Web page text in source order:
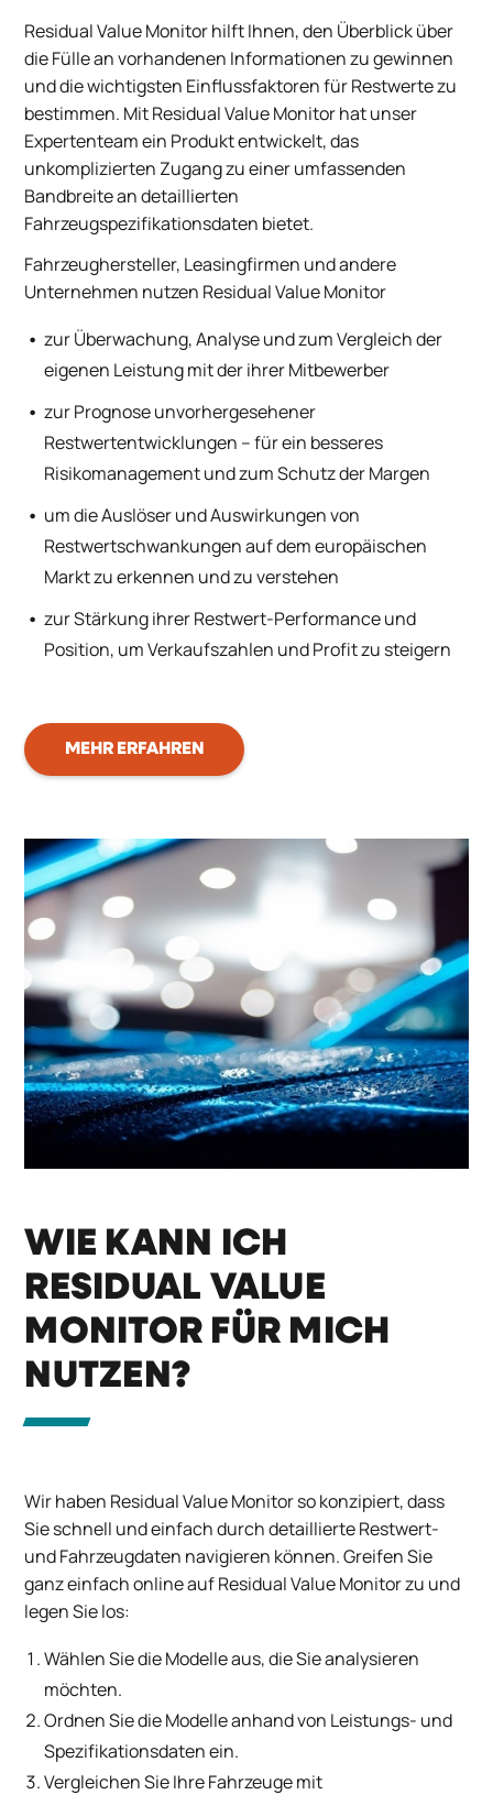
Residual Value Monitor hilft Ihnen, den Überblick über
die Fülle an vorhandenen Informationen zu gewinnen
und die wichtigsten Einflussfaktoren für Restwerte zu
bestimmen. Mit Residual Value Monitor hat unser
Expertenteam ein Produkt entwickelt, das
unkomplizierten Zugang zu einer umfassenden
Bandbreite an detaillierten
Fahrzeugspezifikationsdaten bietet.
Fahrzeughersteller, Leasingfirmen und andere
Unternehmen nutzen Residual Value Monitor
zur Überwachung, Analyse und zum Vergleich der
eigenen Leistung mit der ihrer Mitbewerber
zur Prognose unvorhergesehener
Restwertentwicklungen – für ein besseres
Risikomanagement und zum Schutz der Margen
um die Auslöser und Auswirkungen von
Restwertschwankungen auf dem europäischen
Markt zu erkennen und zu verstehen
zur Stärkung ihrer Restwert-Performance und
Position, um Verkaufszahlen und Profit zu steigern
MEHR ERFAHREN
WIE KANN ICH
RESIDUAL VALUE
MONITOR FÜR MICH
NUTZEN?
Wir haben Residual Value Monitor so konzipiert, dass
Sie schnell und einfach durch detaillierte Restwert-
und Fahrzeugdaten navigieren können. Greifen Sie
ganz einfach online auf Residual Value Monitor zu und
legen Sie los:
Wählen Sie die Modelle aus, die Sie analysieren
möchten.
Ordnen Sie die Modelle anhand von Leistungs- und
Spezifikationsdaten ein.
Vergleichen Sie Ihre Fahrzeuge mit